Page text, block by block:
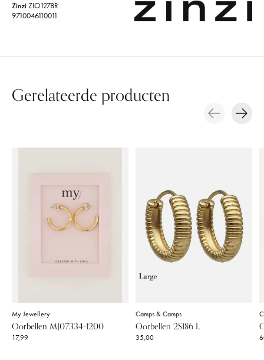
ZinziZIO1278R
9710046110011
Gerelateerde producten
My Jewellery
Oorbellen MJ07334-1200
17,99
Camps & Camps
Oorbellen 2S186 L
35,00